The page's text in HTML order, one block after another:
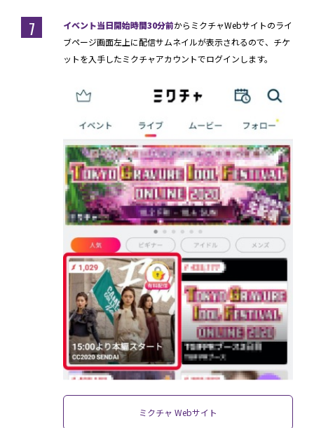
7 イベント当日開始時間30分前からミクチャWebサイトのライ
ブページ画面左上に配信サムネイルが表示されるので、チケ
ットを入手したミクチャアカウントでログインします。
ミクチャ Webサイト